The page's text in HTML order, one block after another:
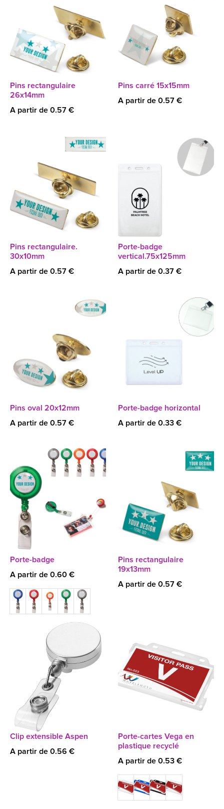
Pins rectangulaire
26x14mm
A partir de 0.57 €
Pins carré 15x15mm
A partir de 0.57 €
Pins rectangulaire.
30x10mm
A partir de 0.57 €
Porte-badge
vertical.75x125mm
A partir de 0.37 €
Pins oval 20x12mm
A partir de 0.57 €
Porte-badge horizontal
A partir de 0.33 €
Porte-badge
A partir de 0.60 €
Pins rectangulaire
19x13mm
A partir de 0.57 €
Clip extensible Aspen
A partir de 0.56 €
Porte-cartes Vega en
plastique recyclé
A partir de 0.53 €